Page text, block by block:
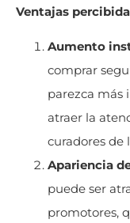
Ventajas
Aumento
comprar
parezca más
atraer la
curadores de
Apariencia
puede ser
promotores,